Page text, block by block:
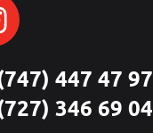
447 47 97
346 69 04